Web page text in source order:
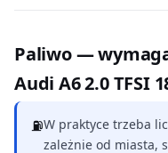
Paliwo —
Audi A6 2.0 TFSI
⛽W praktyce trzeba
zależnie od miasta,